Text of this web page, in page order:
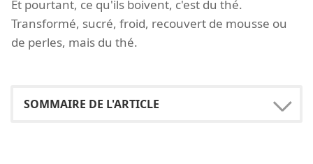
Et pourtant, ce qu'ils boivent, c'est du thé.
Transformé, sucré, froid, recouvert de mousse ou
de perles, mais du thé.